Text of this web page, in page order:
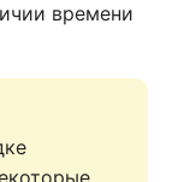
времени